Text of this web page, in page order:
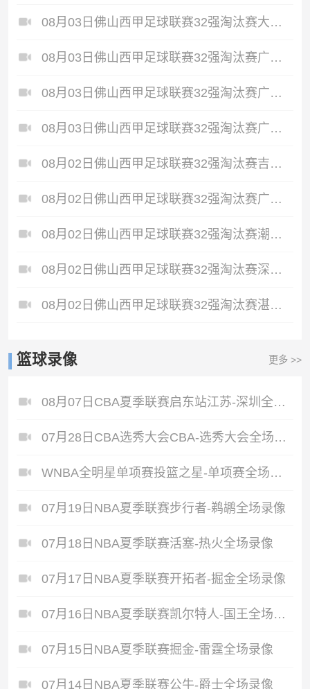
08月03日佛山西甲足球联赛32强淘汰赛大塘控股VS茂名市点都得全场录像
08月03日佛山西甲足球联赛32强淘汰赛广州蜀地红VS广州戴拿模全场录像
08月03日佛山西甲足球联赛32强淘汰赛广州求信VS顺德新青年全场录像
08月03日佛山西甲足球联赛32强淘汰赛广东客家青年VS广州英华思力U17全场录像
08月02日佛山西甲足球联赛32强淘汰赛吉图省实青年VS德兢艾捷斯全场录像
08月02日佛山西甲足球联赛32强淘汰赛广东葆德澳美VS白坭兴龙全场录像
08月02日佛山西甲足球联赛32强淘汰赛潮汕恩祈VS百威·华兴全场录像
08月02日佛山西甲足球联赛32强淘汰赛深圳赛卓VS中国香港宏盛国际全场录像
08月02日佛山西甲足球联赛32强淘汰赛湛江热点·粤标售电VS广州悦高全场录像
篮球录像 更多 >>
08月07日CBA夏季联赛启东站江苏-深圳全场录像
07月28日CBA选秀大会CBA-选秀大会全场录像
WNBA全明星单项赛投篮之星-单项赛全场录像
07月19日NBA夏季联赛步行者-鹈鹕全场录像
07月18日NBA夏季联赛活塞-热火全场录像
07月17日NBA夏季联赛开拓者-掘金全场录像
07月16日NBA夏季联赛凯尔特人-国王全场录像
07月15日NBA夏季联赛掘金-雷霆全场录像
07月14日NBA夏季联赛公牛-爵士全场录像